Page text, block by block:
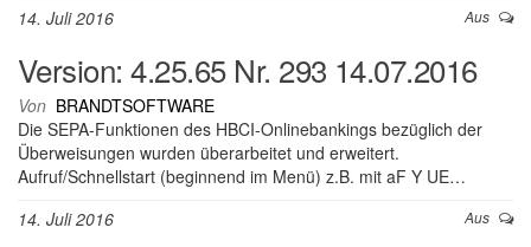
14. Juli 2016
Aus
Version: 4.25.65 Nr. 293 14.07.2016
Von BRANDTSOFTWARE
Die SEPA-Funktionen des HBCI-Onlinebankings bezüglich der
Überweisungen wurden überarbeitet und erweitert.
Aufruf/Schnellstart (beginnend im Menü) z.B. mit aF Y UE…
14. Juli 2016
Aus